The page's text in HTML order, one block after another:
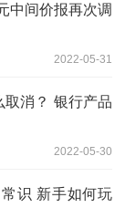
中间价报再次调
2022-05-31
消？ 银行产品
2022-05-30
识 新手如何玩